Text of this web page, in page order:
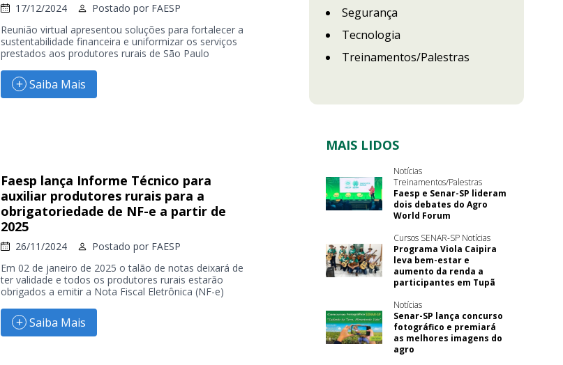
17/12/2024 Postado por FAESP
Reunião virtual apresentou soluções para fortalecer a
sustentabilidade financeira e uniformizar os serviços
prestados aos produtores rurais de São Paulo
Saiba Mais
Faesp lança Informe Técnico para
auxiliar produtores rurais para a
obrigatoriedade de NF-e a partir de
2025
26/11/2024 Postado por FAESP
Em 02 de janeiro de 2025 o talão de notas deixará de
ter validade e todos os produtores rurais estarão
obrigados a emitir a Nota Fiscal Eletrônica (NF-e)
Saiba Mais
Segurança
Tecnologia
Treinamentos/Palestras
MAIS LIDOS
Notícias
Treinamentos/Palestras
Faesp e Senar-SP lideram
dois debates do Agro
World Forum
Cursos SENAR-SP Notícias
Programa Viola Caipira
leva bem-estar e
aumento da renda a
participantes em Tupã
Notícias
Senar-SP lança concurso
fotográfico e premiará
as melhores imagens do
agro